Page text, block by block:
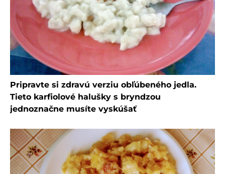
Pripravte si zdravú verziu obľúbeného jedla.
Tieto karfiolové halušky s bryndzou
jednoznačne musíte vyskúšať